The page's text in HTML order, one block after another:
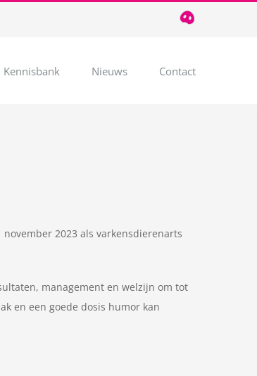
T
085
Kennisbank Nieuws Contact
2023 als varkensdierenarts
management en welzijn om tot
en een goede dosis humor kan